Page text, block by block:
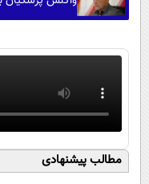
مطالب پیشنهادی